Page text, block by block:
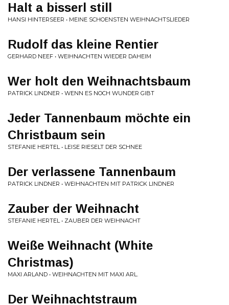
Halt a bisserl still
HANSI HINTERSEER • MEINE SCHOENSTEN WEIHNACHTSLIEDER
Rudolf das kleine Rentier
GERHARD NEEF • WEIHNACHTEN WIEDER DAHEIM
Wer holt den Weihnachtsbaum
PATRICK LINDNER • WENN ES NOCH WUNDER GIBT
Jeder Tannenbaum möchte ein
Christbaum sein
STEFANIE HERTEL • LEISE RIESELT DER SCHNEE
Der verlassene Tannenbaum
PATRICK LINDNER • WEIHNACHTEN MIT PATRICK LINDNER
Zauber der Weihnacht
STEFANIE HERTEL • ZAUBER DER WEIHNACHT
Weiße Weihnacht (White
Christmas)
MAXI ARLAND • WEIHNACHTEN MIT MAXI ARL.
Der Weihnachtstraum